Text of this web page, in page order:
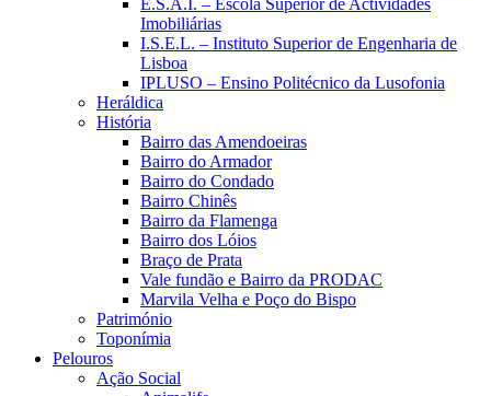
E.S.A.I. – Escola Superior de Actividades
Imobiliárias
I.S.E.L. – Instituto Superior de Engenharia de
Lisboa
IPLUSO – Ensino Politécnico da Lusofonia
Heráldica
História
Bairro das Amendoeiras
Bairro do Armador
Bairro do Condado
Bairro Chinês
Bairro da Flamenga
Bairro dos Lóios
Braço de Prata
Vale fundão e Bairro da PRODAC
Marvila Velha e Poço do Bispo
Património
Toponímia
Pelouros
Ação Social